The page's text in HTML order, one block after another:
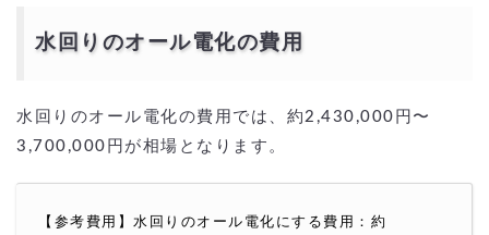
水回りのオール電化の費用
水回りのオール電化の費用では、約2,430,000円〜
3,700,000円が相場となります。
【参考費用】水回りのオール電化にする費用：約